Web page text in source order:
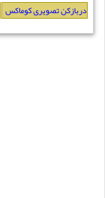
دربازکن تصویری کوماکس